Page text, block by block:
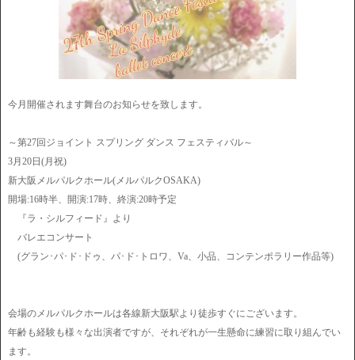
今月開催されます舞台のお知らせを致します。
～第27回ジョイント スプリング ダンス フェスティバル～
3月20日(月祝)
新大阪メルパルクホール(メルパルクOSAKA)
開場:16時半、開演:17時、終演:20時予定
『ラ・シルフィード』より
バレエコンサート
(グラン･パ･ド･ドゥ、パ･ド･トロワ、Va、小品、コンテンポラリー作品等)
会場のメルパルクホールは各線新大阪駅より徒歩すぐにございます。
年齢も経験も様々な出演者ですが、それぞれが一生懸命に練習に取り組んでい
ます。